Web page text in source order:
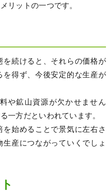
リットの一つです。
を続けると、それらの価格が
得ず、今後安定的な生産が
や鉱山資源が欠かせません
一方だといわれています。
始めることで景気に左右さ
産につながっていくでしょ